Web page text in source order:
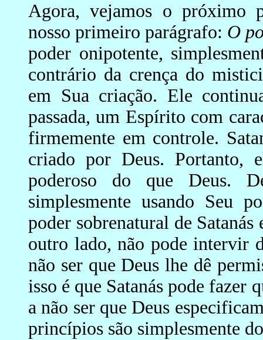
Agora, vejamos o próximo
nosso primeiro parágrafo: O
poder onipotente,
contrário da crença do
em Sua criação. Ele
passada, um Espírito com
firmemente em controle.
criado por Deus. Portanto,
poderoso do que Deus.
simplesmente usando Seu
poder sobrenatural de
outro lado, não pode intervir
não ser que Deus lhe dê
isso é que Satanás pode fazer
a não ser que Deus
princípios são simplesmente